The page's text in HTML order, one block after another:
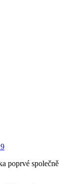
poprvé společně